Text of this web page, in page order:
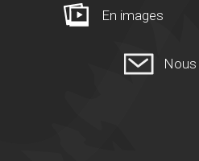
En images